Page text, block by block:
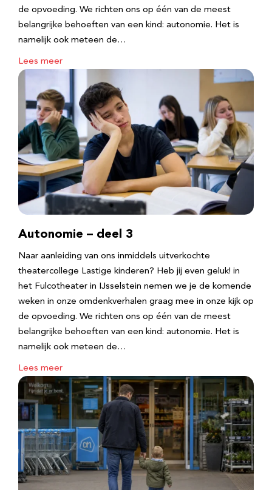
de opvoeding. We richten ons op één van de meest
belangrijke behoeften van een kind: autonomie. Het is
namelijk ook meteen de…
Lees meer
Autonomie – deel 3
Naar aanleiding van ons inmiddels uitverkochte
theatercollege Lastige kinderen? Heb jij even geluk! in
het Fulcotheater in IJsselstein nemen we je de komende
weken in onze omdenkverhalen graag mee in onze kijk op
de opvoeding. We richten ons op één van de meest
belangrijke behoeften van een kind: autonomie. Het is
namelijk ook meteen de…
Lees meer